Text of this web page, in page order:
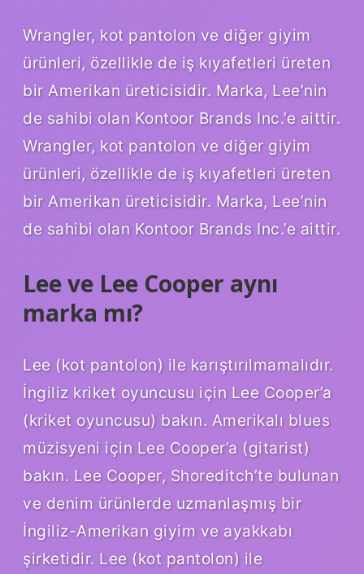
Wrangler, kot pantolon ve diğer giyim
ürünleri, özellikle de iş kıyafetleri üreten
bir Amerikan üreticisidir. Marka, Lee’nin
de sahibi olan Kontoor Brands Inc.’e aittir.
Wrangler, kot pantolon ve diğer giyim
ürünleri, özellikle de iş kıyafetleri üreten
bir Amerikan üreticisidir. Marka, Lee’nin
de sahibi olan Kontoor Brands Inc.’e aittir.
Lee ve Lee Cooper aynı
marka mı?
Lee (kot pantolon) ile karıştırılmamalıdır.
İngiliz kriket oyuncusu için Lee Cooper’a
(kriket oyuncusu) bakın. Amerikalı blues
müzisyeni için Lee Cooper’a (gitarist)
bakın. Lee Cooper, Shoreditch’te bulunan
ve denim ürünlerde uzmanlaşmış bir
İngiliz-Amerikan giyim ve ayakkabı
şirketidir. Lee (kot pantolon) ile